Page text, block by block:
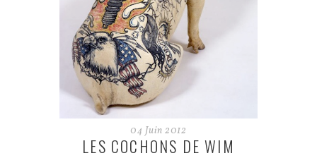
04 Juin 2012
LES COCHONS DE WIM